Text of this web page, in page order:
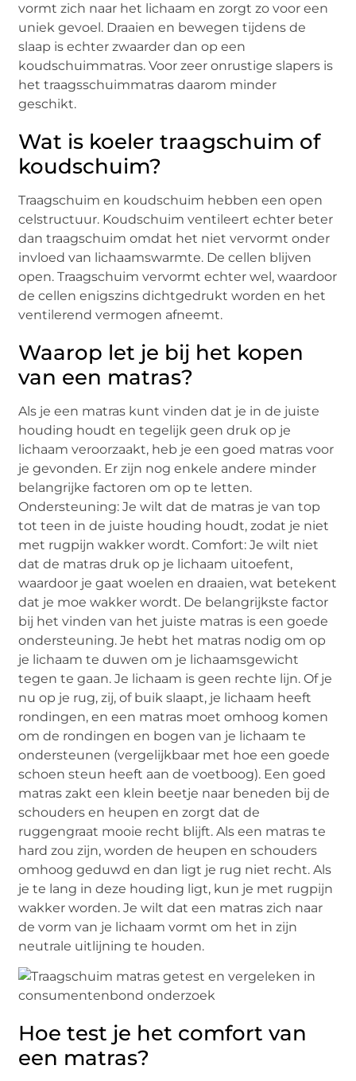
vormt zich naar het lichaam en zorgt zo voor een
uniek gevoel. Draaien en bewegen tijdens de
slaap is echter zwaarder dan op een
koudschuimmatras. Voor zeer onrustige slapers is
het traagsschuimmatras daarom minder
geschikt.
Wat is koeler traagschuim of
koudschuim?
Traagschuim en koudschuim hebben een open
celstructuur. Koudschuim ventileert echter beter
dan traagschuim omdat het niet vervormt onder
invloed van lichaamswarmte. De cellen blijven
open. Traagschuim vervormt echter wel, waardoor
de cellen enigszins dichtgedrukt worden en het
ventilerend vermogen afneemt.
Waarop let je bij het kopen
van een matras?
Als je een matras kunt vinden dat je in de juiste
houding houdt en tegelijk geen druk op je
lichaam veroorzaakt, heb je een goed matras voor
je gevonden. Er zijn nog enkele andere minder
belangrijke factoren om op te letten.
Ondersteuning: Je wilt dat de matras je van top
tot teen in de juiste houding houdt, zodat je niet
met rugpijn wakker wordt. Comfort: Je wilt niet
dat de matras druk op je lichaam uitoefent,
waardoor je gaat woelen en draaien, wat betekent
dat je moe wakker wordt. De belangrijkste factor
bij het vinden van het juiste matras is een goede
ondersteuning. Je hebt het matras nodig om op
je lichaam te duwen om je lichaamsgewicht
tegen te gaan. Je lichaam is geen rechte lijn. Of je
nu op je rug, zij, of buik slaapt, je lichaam heeft
rondingen, en een matras moet omhoog komen
om de rondingen en bogen van je lichaam te
ondersteunen (vergelijkbaar met hoe een goede
schoen steun heeft aan de voetboog). Een goed
matras zakt een klein beetje naar beneden bij de
schouders en heupen en zorgt dat de
ruggengraat mooie recht blijft. Als een matras te
hard zou zijn, worden de heupen en schouders
omhoog geduwd en dan ligt je rug niet recht. Als
je te lang in deze houding ligt, kun je met rugpijn
wakker worden. Je wilt dat een matras zich naar
de vorm van je lichaam vormt om het in zijn
neutrale uitlijning te houden.
Hoe test je het comfort van
een matras?